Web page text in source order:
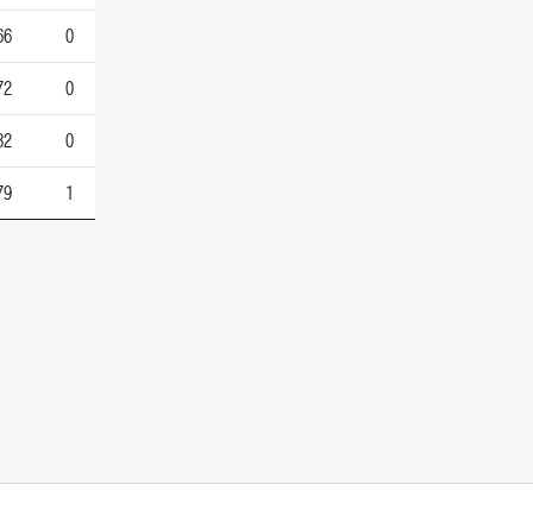
0
0
0
1